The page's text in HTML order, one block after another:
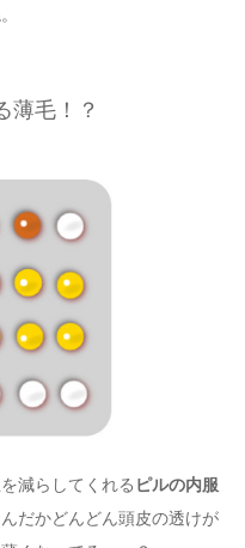
毛！？
減らしてくれる ピルの内服
だかどんどん頭皮の透けが